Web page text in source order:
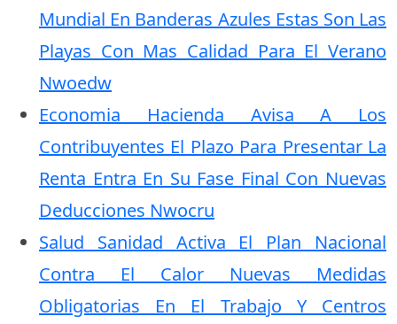
Mundial En Banderas Azules Estas Son Las
Playas Con Mas Calidad Para El Verano
Nwoedw
Economia Hacienda Avisa A Los
Contribuyentes El Plazo Para Presentar La
Renta Entra En Su Fase Final Con Nuevas
Deducciones Nwocru
Salud Sanidad Activa El Plan Nacional
Contra El Calor Nuevas Medidas
Obligatorias En El Trabajo Y Centros